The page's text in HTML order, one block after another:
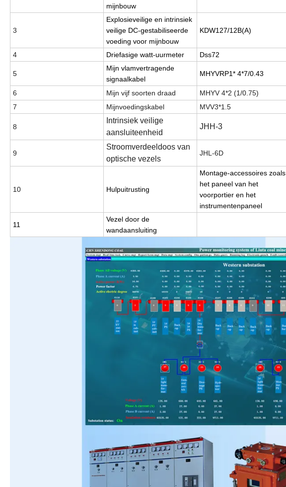
mijnbouw
3
Explosieveilige en intrinsiek
veilige DC-gestabiliseerde
voeding voor mijnbouw
KDW127/12B(A)
4 Driefasige watt-uurmeter Dss72
5
Mijn vlamvertragende
signaalkabel
MHYVRP1* 4*7/0.43
6 Mijn vijf soorten draad MHYV 4*2 (1/0.75)
7
Mijnvoedingskabel MVV3*1.5
8
Intrinsiek veilige
aansluiteenheid
JHH-3
9
Stroomverdeeldoos van
optische vezels
JHL-6D
10 Hulpuitrusting
Montage-accessoires zoals
het paneel van het
voorportier en het
instrumentenpaneel
11
Vezel door de
wandaansluiting